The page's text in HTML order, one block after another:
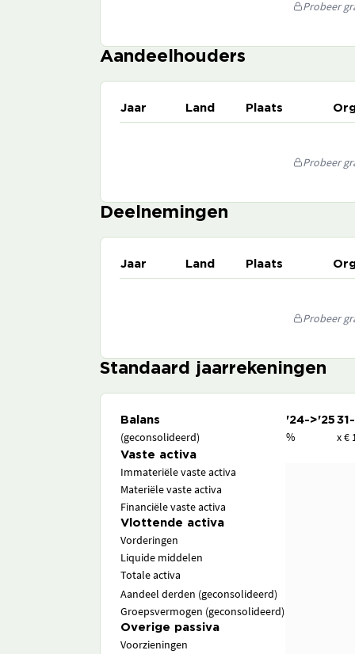
Probeer
Aandeelhouders
Jaar Land Plaats
Probeer
Deelnemingen
Jaar Land Plaats
Probeer
Standaard jaarrekeningen
Balans '24->'25
(geconsolideerd) % x €
Vaste activa
Immateriële vaste activa
Materiële vaste activa
Financiële vaste activa
Vlottende activa
Vorderingen
Liquide middelen
Totale activa
Aandeel derden (geconsolideerd)
Groepsvermogen (geconsolideerd)
Overige passiva
Voorzieningen